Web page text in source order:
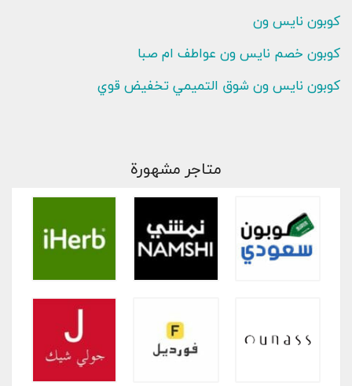
كوبون نايس ون
كوبون خصم نايس ون عواطف ام صبا
كوبون نايس ون شوق التميمي تخفيض قوي
متاجر مشهورة